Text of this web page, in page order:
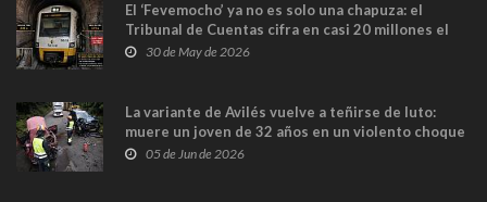
El ‘Fevemocho’ ya no es solo una chapuza: el
Tribunal de Cuentas cifra en casi 20 millones el
sobrecoste de los trenes que no cabían por los
30 de May de 2026
La variante de Avilés vuelve a teñirse de luto:
muere un joven de 32 años en un violento choque
frontal
05 de Jun de 2026